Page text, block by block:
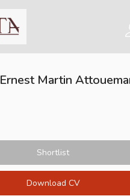
Ernest Martin
Shortlist
Download CV